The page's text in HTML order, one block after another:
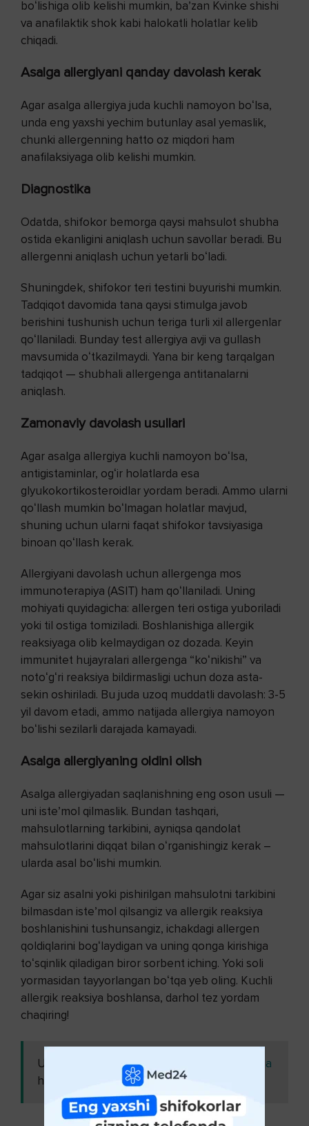
boʻlishiga olib kelishi mumkin, baʼzan Kvinke shishi
va anafilaktik shok kabi halokatli holatlar kelib
chiqadi.
Asalga allergiyani qanday davolash kerak
Agar asalga allergiya juda kuchli namoyon boʻlsa,
unda eng yaxshi yechim butunlay asal yemaslik,
chunki allergenning hatto oz miqdori ham
anafilaksiyaga olib kelishi mumkin.
Diagnostika
Odatda, shifokor bemorga qaysi mahsulot shubha
ostida ekanligini aniqlash uchun savollar beradi. Bu
allergenni aniqlash uchun yetarli boʻladi.
Shuningdek, shifokor teri testini buyurishi mumkin.
Tadqiqot davomida tana qaysi stimulga javob
berishini tushunish uchun teriga turli xil allergenlar
qoʻllaniladi. Bunday test allergiya avji va gullash
mavsumida oʻtkazilmaydi. Yana bir keng tarqalgan
tadqiqot — shubhali allergenga antitanalarni
aniqlash.
Zamonaviy davolash usullari
Agar asalga allergiya kuchli namoyon boʻlsa,
antigistaminlar, ogʻir holatlarda esa
glyukokortikosteroidlar yordam beradi. Ammo ularni
qoʻllash mumkin boʻlmagan holatlar mavjud,
shuning uchun ularni faqat shifokor tavsiyasiga
binoan qoʻllash kerak.
Allergiyani davolash uchun allergenga mos
immunoterapiya (ASIT) ham qoʻllaniladi. Uning
mohiyati quyidagicha: allergen teri ostiga yuboriladi
yoki til ostiga tomiziladi. Boshlanishiga allergik
reaksiyaga olib kelmaydigan oz dozada. Keyin
immunitet hujayralari allergenga “koʻnikishi” va
notoʻgʻri reaksiya bildirmasligi uchun doza asta-
sekin oshiriladi. Bu juda uzoq muddatli davolash: 3-5
yil davom etadi, ammo natijada allergiya namoyon
boʻlishi sezilarli darajada kamayadi.
Asalga allergiyaning oldini olish
Asalga allergiyadan saqlanishning eng oson usuli —
uni isteʼmol qilmaslik. Bundan tashqari,
mahsulotlarning tarkibini, ayniqsa qandolat
mahsulotlarini diqqat bilan oʻrganishingiz kerak –
ularda asal boʻlishi mumkin.
Agar siz asalni yoki pishirilgan mahsulotni tarkibini
bilmasdan isteʼmol qilsangiz va allergik reaksiya
boshlanishini tushunsangiz, ichakdagi allergen
qoldiqlarini bogʻlaydigan va uning qonga kirishiga
toʻsqinlik qiladigan biror sorbent iching. Yoki soli
yormasidan tayyorlangan boʻtqa yeb oling. Kuchli
allergik reaksiya boshlansa, darhol tez yordam
chaqiring!
Ushbu maqolani
ham o'qing:
Kattalarda yongʻoqlarga
allergiya 1